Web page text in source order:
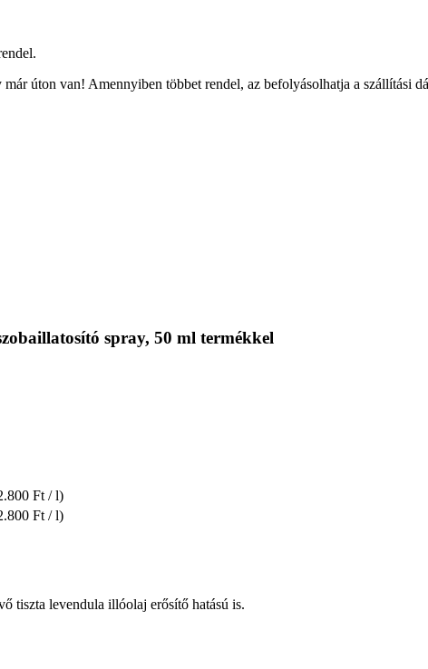
úton van! Amennyiben többet rendel, az befolyásolhatja a szállítási
spray, 50 ml termékkel
Ft / l)
Ft / l)
tiszta levendula illóolaj erősítő hatású is.